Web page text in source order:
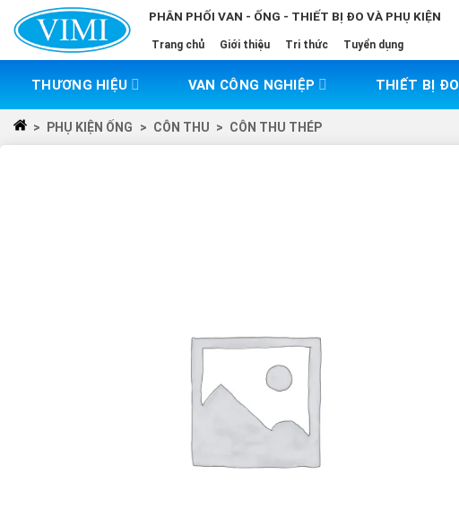
content
PHÂN PHỐI VAN - ỐNG - THIẾT BỊ ĐO VÀ PHỤ KIỆN
Trang chủ Giới thiệu Tri thức Tuyển dụng
THƯƠNG HIỆU VAN CÔNG NGHIỆP THIẾT BỊ ĐO
> PHỤ KIỆN ỐNG > CÔN THU > CÔN THU THÉP